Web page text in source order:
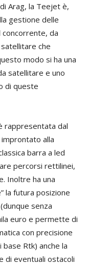
Arag, la Teejet è,
gestione delle
da
che
modo si ha una
satellitare e uno
di queste
rappresentata dal
alla
barra a led
percorsi rettilinei,
Inoltre ha una
la futura posizione
senza
euro e permette di
con precisione
Rtk) anche la
di eventuali ostacoli